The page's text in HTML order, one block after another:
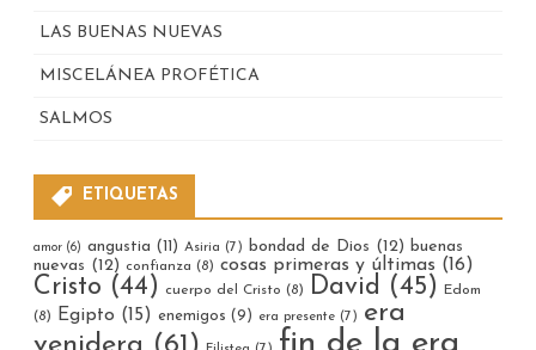
LAS BUENAS NUEVAS
MISCELÁNEA PROFÉTICA
SALMOS
ETIQUETAS
amor (6) angustia (11) Asiria (7) bondad de Dios (12) buenas
nuevas (12) confianza (8) cosas primeras y últimas (16)
Cristo (44) cuerpo del Cristo (8) David (45)
Edom
(8)
Egipto (15) enemigos (9) era presente (7) era